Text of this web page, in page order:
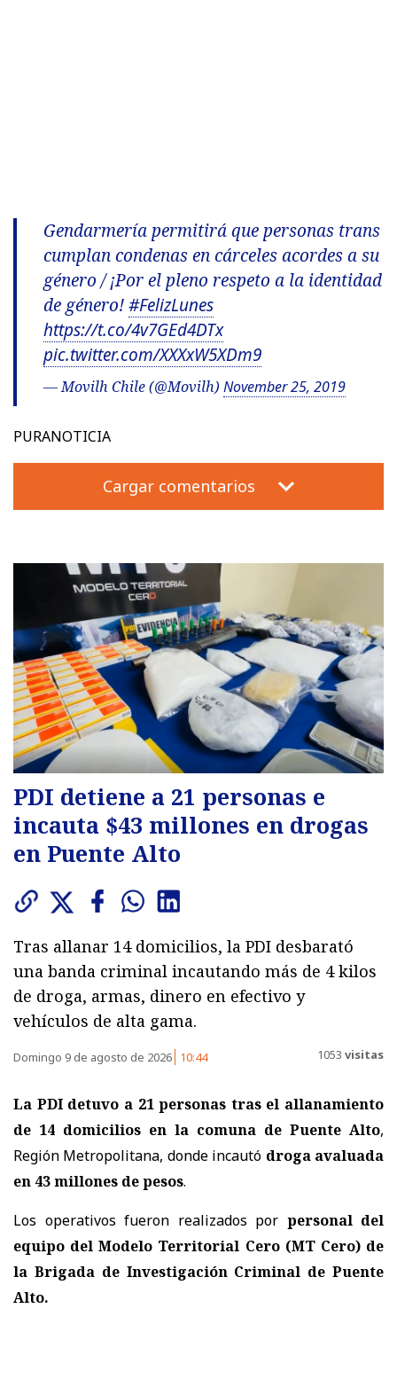
Gendarmería permitirá que personas trans
cumplan condenas en cárceles acordes a su
género / ¡Por el pleno respeto a la identidad
de género!#FelizLunes
https://t.co/4v7GEd4DTx
pic.twitter.com/XXXxW5XDm9
— Movilh Chile (@Movilh) November 25, 2019
PURANOTICIA
Cargar comentarios
PDI detiene a 21 personas e
incauta $43 millones en drogas
en Puente Alto
Tras allanar 14 domicilios, la PDI desbarató
una banda criminal incautando más de 4 kilos
de droga, armas, dinero en efectivo y
vehículos de alta gama.
Domingo 9 de agosto de 2026 10:44 1053 visitas
La PDI detuvo a 21 personas tras el allanamiento
de 14 domicilios en la comuna de Puente Alto,
Región Metropolitana, donde incautó droga avaluada
en 43 millones de pesos.
Los operativos fueron realizados por personal del
equipo del Modelo Territorial Cero (MT Cero) de
la Brigada de Investigación Criminal de Puente
Alto.